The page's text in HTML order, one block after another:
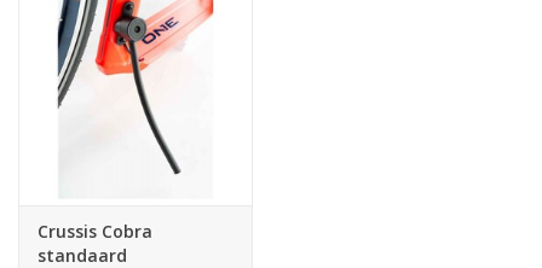
Crussis Cobra
standaard